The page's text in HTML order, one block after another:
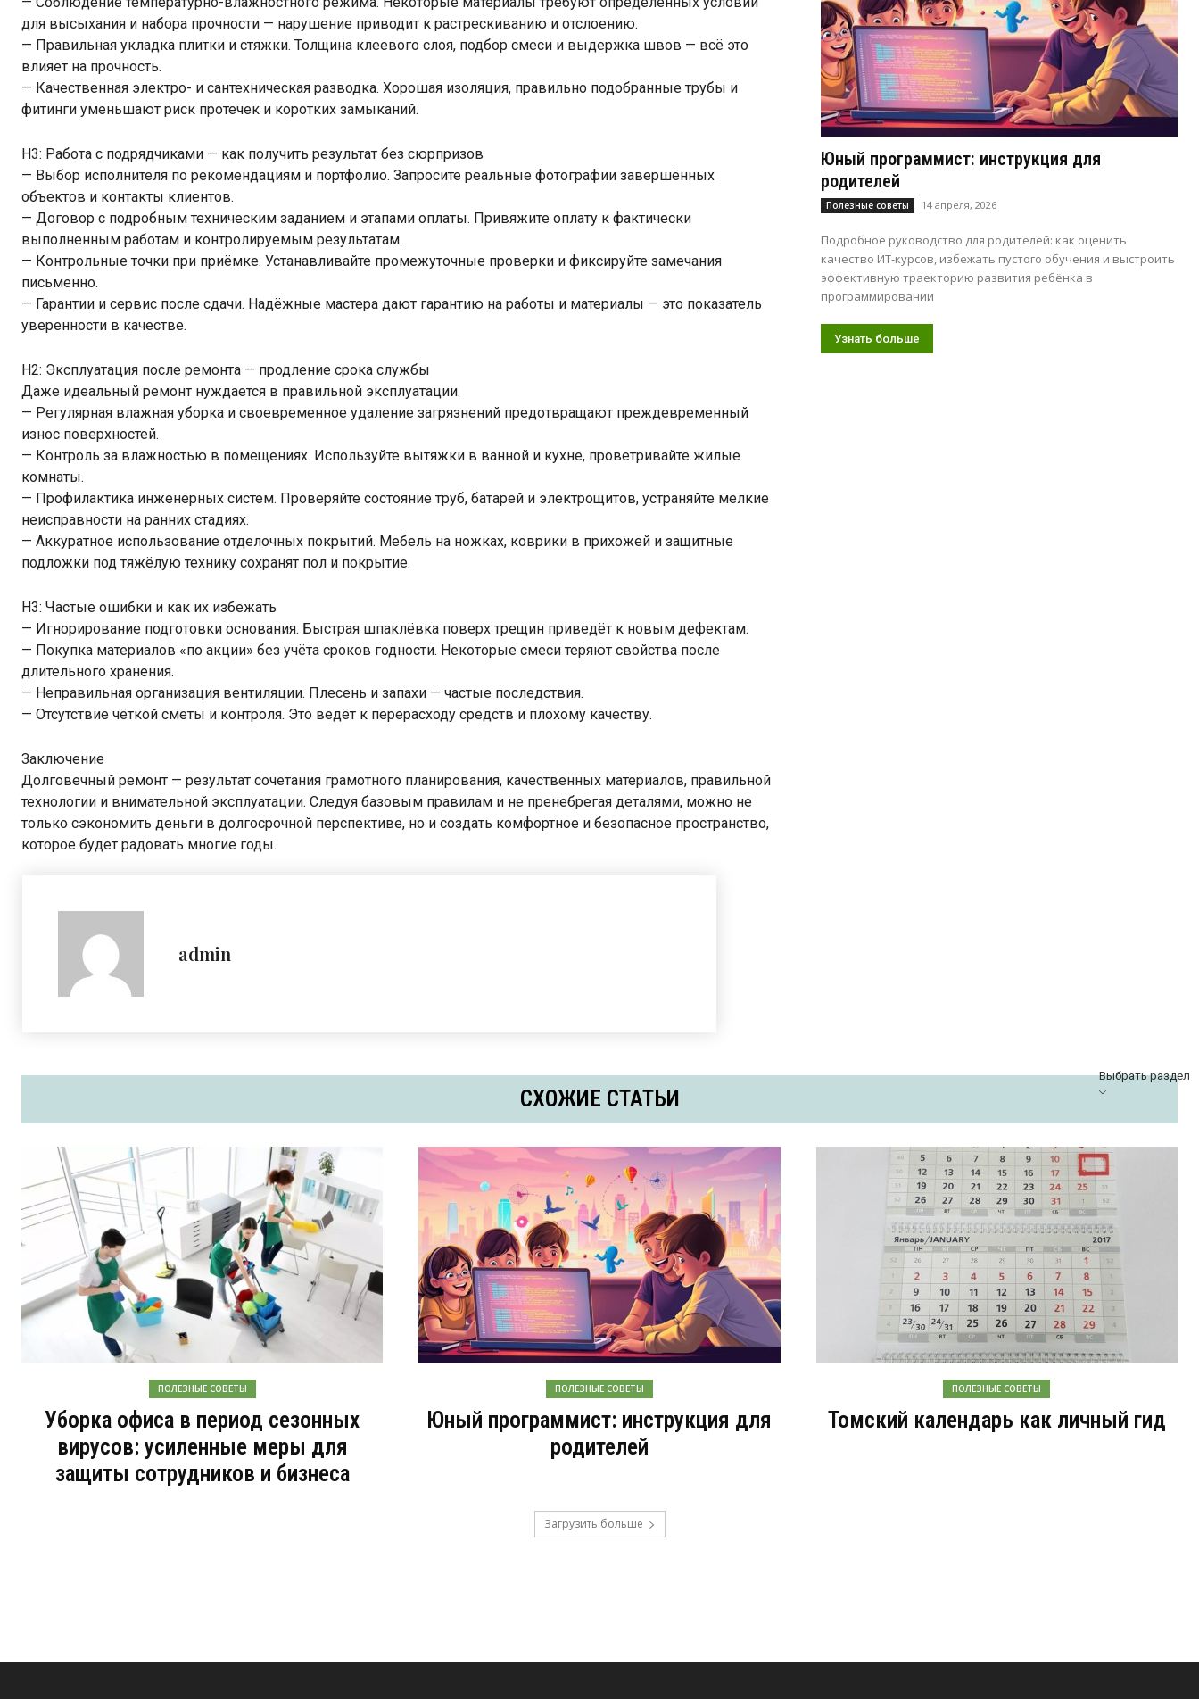
для высыхания и набора прочности — нарушение приводит к растрескиванию и отслоению.
— Правильная укладка плитки и стяжки. Толщина клеевого слоя, подбор смеси и выдержка швов — всё это
влияет на прочность.
— Качественная электро- и сантехническая разводка. Хорошая изоляция, правильно подобранные трубы и
фитинги уменьшают риск протечек и коротких замыканий.
H3: Работа с подрядчиками — как получить результат без сюрпризов
— Выбор исполнителя по рекомендациям и портфолио. Запросите реальные фотографии завершённых
объектов и контакты клиентов.
— Договор с подробным техническим заданием и этапами оплаты. Привяжите оплату к фактически
выполненным работам и контролируемым результатам.
— Контрольные точки при приёмке. Устанавливайте промежуточные проверки и фиксируйте замечания
письменно.
— Гарантии и сервис после сдачи. Надёжные мастера дают гарантию на работы и материалы — это показатель
уверенности в качестве.
H2: Эксплуатация после ремонта — продление срока службы
Даже идеальный ремонт нуждается в правильной эксплуатации.
— Регулярная влажная уборка и своевременное удаление загрязнений предотвращают преждевременный
износ поверхностей.
— Контроль за влажностью в помещениях. Используйте вытяжки в ванной и кухне, проветривайте жилые
комнаты.
— Профилактика инженерных систем. Проверяйте состояние труб, батарей и электрощитов, устраняйте мелкие
неисправности на ранних стадиях.
— Аккуратное использование отделочных покрытий. Мебель на ножках, коврики в прихожей и защитные
подложки под тяжёлую технику сохранят пол и покрытие.
H3: Частые ошибки и как их избежать
— Игнорирование подготовки основания. Быстрая шпаклёвка поверх трещин приведёт к новым дефектам.
— Покупка материалов «по акции» без учёта сроков годности. Некоторые смеси теряют свойства после
длительного хранения.
— Неправильная организация вентиляции. Плесень и запахи — частые последствия.
— Отсутствие чёткой сметы и контроля. Это ведёт к перерасходу средств и плохому качеству.
Заключение
Долговечный ремонт — результат сочетания грамотного планирования, качественных материалов, правильной
технологии и внимательной эксплуатации. Следуя базовым правилам и не пренебрегая деталями, можно не
только сэкономить деньги в долгосрочной перспективе, но и создать комфортное и безопасное пространство,
которое будет радовать многие годы.
Юный программист: инструкция для
родителей
Полезные советы 14 апреля, 2026
Подробное руководство для родителей: как оценить
качество ИТ-курсов, избежать пустого обучения и выстроить
эффективную траекторию развития ребёнка в
программировании
Узнать больше
admin
СХОЖИЕ СТАТЬИ
Выбрать раздел
ПОЛЕЗНЫЕ СОВЕТЫ
Уборка офиса в период сезонных
вирусов: усиленные меры для
защиты сотрудников и бизнеса
ПОЛЕЗНЫЕ СОВЕТЫ
Юный программист: инструкция для
родителей
ПОЛЕЗНЫЕ СОВЕТЫ
Томский календарь как личный гид
Загрузить больше